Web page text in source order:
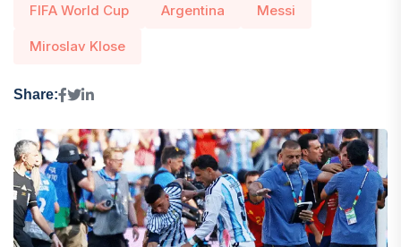
FIFA World Cup Argentina Messi
Miroslav Klose
Share: